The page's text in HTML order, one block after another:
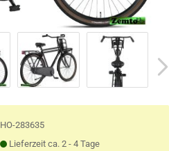
HO-283635
Lieferzeit ca. 2 - 4 Tage